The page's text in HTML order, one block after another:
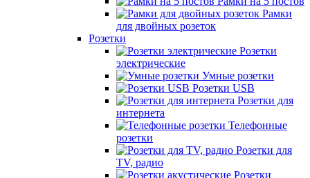
Рамки
для двойных розеток
Розетки
Розетки
электрические
Умные розетки
Розетки USB
Розетки для
интернета
Телефонные
розетки
Розетки для
TV, радио
Розетки